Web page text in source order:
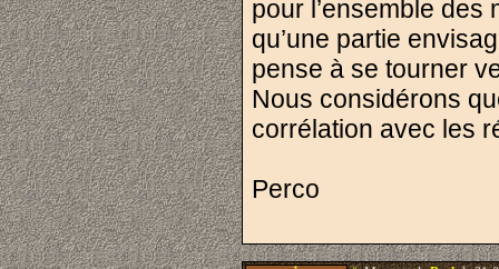
pour l’ensemble
qu’une partie
pense à se tourner
Nous considérons
corrélation avec les
Perco